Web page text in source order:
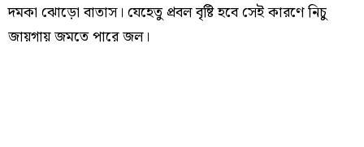
দমকা ঝোড়ো বাতাস। যেহেতু প্রবল বৃষ্টি হবে সেই কারণে নিচু
জায়গায় জমতে পারে জল।